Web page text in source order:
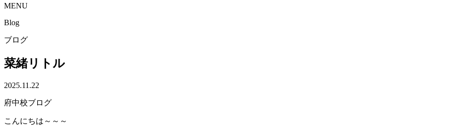
MENU
Blog
ブログ
菜緒リトル
2025.11.22
府中校ブログ
こんにちは～～～